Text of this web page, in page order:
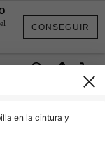
CONSEGUIR
en la cintura y